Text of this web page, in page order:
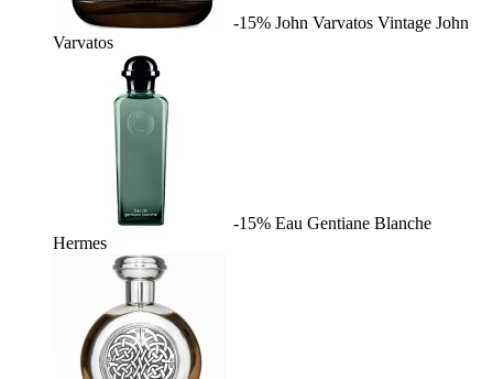
-15% John Varvatos Vintage John
Varvatos
-15% Eau Gentiane Blanche
Hermes